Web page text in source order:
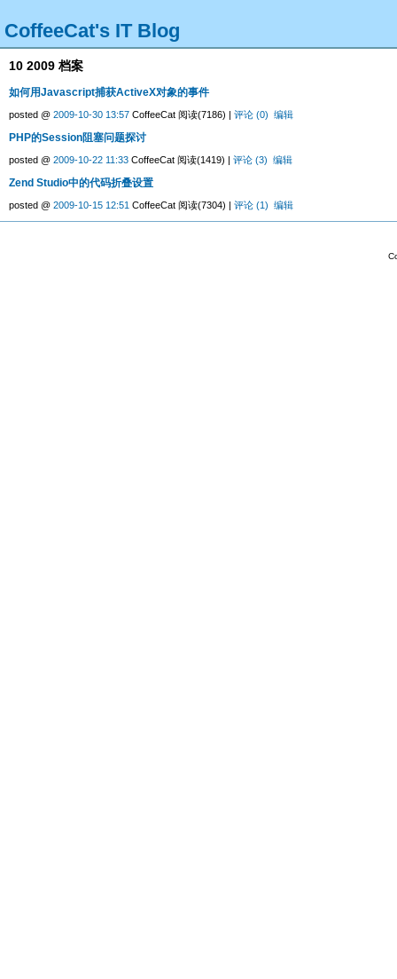
CoffeeCat's IT Blog
10 2009 档案
如何用Javascript捕获ActiveX对象的事件
posted @ 2009-10-30 13:57 CoffeeCat 阅读(7186) | 评论 (0) 编辑
PHP的Session阻塞问题探讨
posted @ 2009-10-22 11:33 CoffeeCat 阅读(1419) | 评论 (3) 编辑
Zend Studio中的代码折叠设置
posted @ 2009-10-15 12:51 CoffeeCat 阅读(7304) | 评论 (1) 编辑